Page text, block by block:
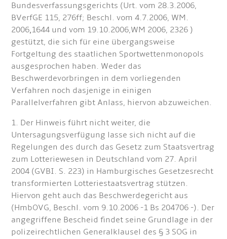
Bundesverfassungsgerichts (Urt. vom 28.3.2006,
BVerfGE 115, 276ff; Beschl. vom 4.7.2006, WM.
2006,1644 und vom 19.10.2006,WM 2006, 2326 )
gestützt, die sich für eine übergangsweise
Fortgeltung des staatlichen Sportwettenmonopols
ausgesprochen haben. Weder das
Beschwerdevorbringen in dem vorliegenden
Verfahren noch dasjenige in einigen
Parallelverfahren gibt Anlass, hiervon abzuweichen.
1. Der Hinweis führt nicht weiter, die
Untersagungsverfügung lasse sich nicht auf die
Regelungen des durch das Gesetz zum Staatsvertrag
zum Lotteriewesen in Deutschland vom 27. April
2004 (GVBI. S. 223) in Hamburgisches Gesetzesrecht
transformierten Lotteriestaatsvertrag stützen.
Hiervon geht auch das Beschwerdegericht aus
(HmbOVG, Beschl. vom 9.10.2006 -1 Bs 204706 -). Der
angegriffene Bescheid findet seine Grundlage in der
polizeirechtlichen Generalklausel des § 3 SOG in